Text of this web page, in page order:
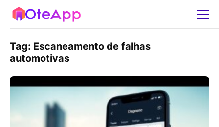
Tag: Escaneamento de falhas
automotivas